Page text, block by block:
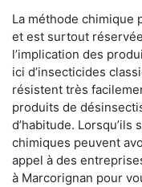
La méthode chimique
et est surtout
l’implication des
ici d’insecticides
résistent très
produits de
d’habitude.
chimiques peuvent
appel à des
à Marcorignan pour